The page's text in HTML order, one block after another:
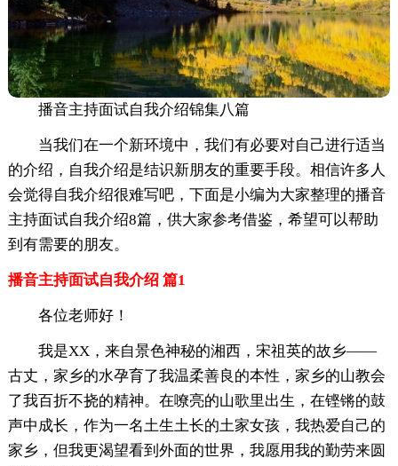
播音主持面试自我介绍锦集八篇
当我们在一个新环境中，我们有必要对自己进行适当
的介绍，自我介绍是结识新朋友的重要手段。相信许多人
会觉得自我介绍很难写吧，下面是小编为大家整理的播音
主持面试自我介绍8篇，供大家参考借鉴，希望可以帮助
到有需要的朋友。
播音主持面试自我介绍 篇1
各位老师好！
我是XX，来自景色神秘的湘西，宋祖英的故乡——
古丈，家乡的水孕育了我温柔善良的本性，家乡的山教会
了我百折不挠的精神。在嘹亮的山歌里出生，在铿锵的鼓
声中成长，作为一名土生土长的土家女孩，我热爱自己的
家乡，但我更渴望看到外面的世界，我愿用我的勤劳来圆